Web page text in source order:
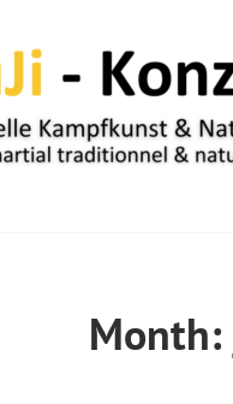
Month: